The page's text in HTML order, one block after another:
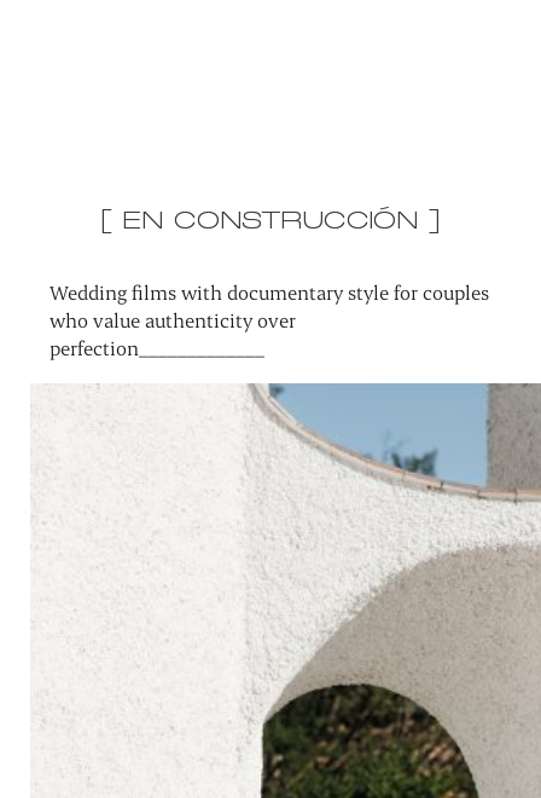
[ EN CONSTRUCCIÓN ]
Wedding films with documentary style for couples
who value authenticity over
perfection_____________